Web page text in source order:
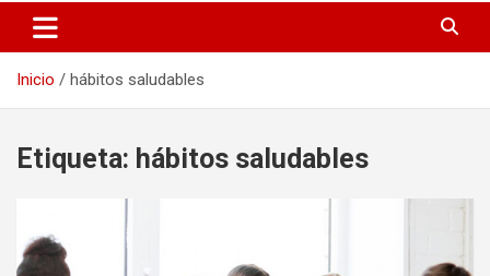
Inicio hábitos saludables
Etiqueta: hábitos saludables